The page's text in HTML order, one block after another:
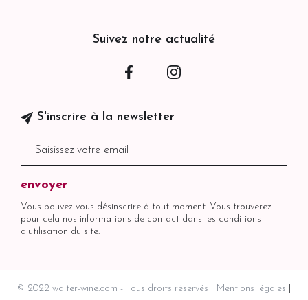
Suivez notre actualité
Facebook
S'inscrire à la newsletter
Vous pouvez vous désinscrire à tout moment. Vous trouverez
pour cela nos informations de contact dans les conditions
d'utilisation du site.
© 2022 walter-wine.com - Tous droits réservés
Mentions légales